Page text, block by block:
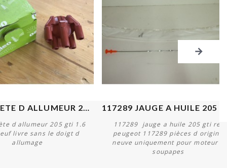
d allumeur 205 gti 1.6
livre sans le doigt d
allumage
117289 jauge a huile 205 gti ref
peugeot 117289 pièces d origine
neuve uniquement pour moteur 8
soupapes